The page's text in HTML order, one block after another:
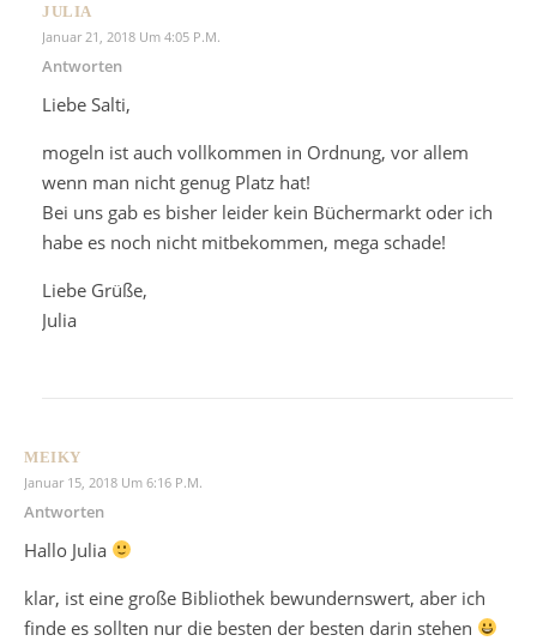
JULIA
Januar 21, 2018 Um 4:05 P.m.
Antworten
Liebe Salti,
mogeln ist auch vollkommen in Ordnung, vor allem
wenn man nicht genug Platz hat!
Bei uns gab es bisher leider kein Büchermarkt oder ich
habe es noch nicht mitbekommen, mega schade!
Liebe Grüße,
Julia
MEIKY
Januar 15, 2018 Um 6:16 P.m.
Antworten
Hallo Julia
klar, ist eine große Bibliothek bewundernswert, aber ich
finde es sollten nur die besten der besten darin stehen